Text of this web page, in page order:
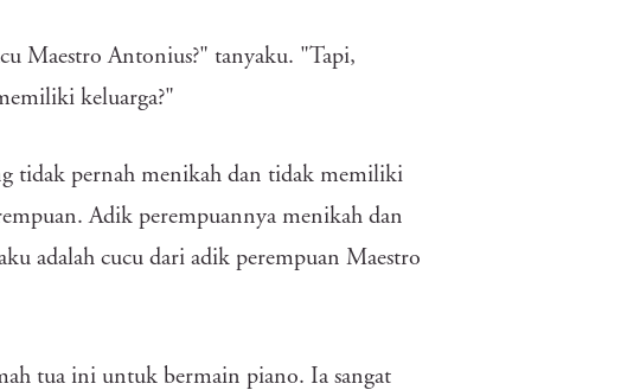
Maestro Antonius?" tanyaku. "Tapi,
keluarga?"
tidak pernah menikah dan tidak memiliki
Adik perempuannya menikah dan
adalah cucu dari adik perempuan Maestro
tua ini untuk bermain piano. Ia sangat